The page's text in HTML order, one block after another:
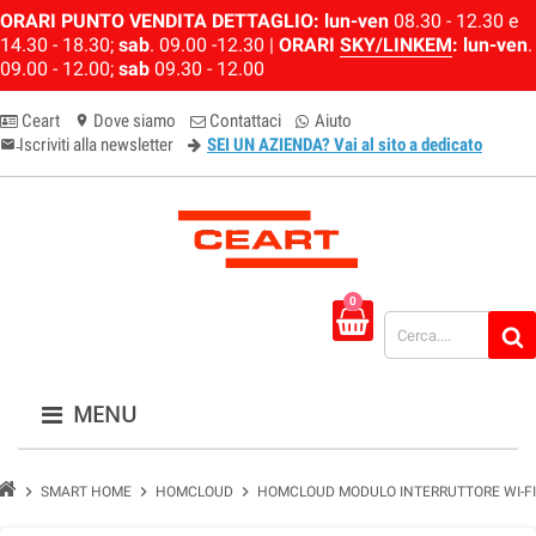
ORARI PUNTO VENDITA DETTAGLIO: lun-ven 08.30 - 12.30 e
14.30 - 18.30; sab. 09.00 -12.30 | ORARI SKY/LINKEM: lun-ven.
09.00 - 12.00; sab 09.30 - 12.00
Ceart location_on Dove siamo Contattaci Aiuto
email-newsletter
Iscriviti alla newsletter SEI UN AZIENDA? Vai al sito a dedicato
0
MENU
chevron_right SMART HOME chevron_right HOMCLOUD chevron_right HOMCLOUD MODULO INTERRUTTORE WI-